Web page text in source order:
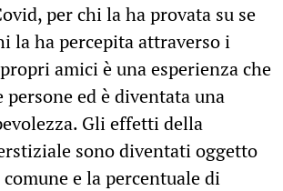
per chi la ha provata su se
la ha percepita attraverso i
amici è una esperienza che
persone ed è diventata una
Gli effetti della
sono diventati oggetto
e la percentuale di